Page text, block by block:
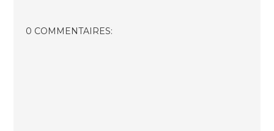
0 COMMENTAIRES: